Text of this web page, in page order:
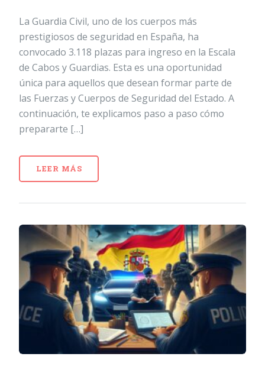
La Guardia Civil, uno de los cuerpos más
prestigiosos de seguridad en España, ha
convocado 3.118 plazas para ingreso en la Escala
de Cabos y Guardias. Esta es una oportunidad
única para aquellos que desean formar parte de
las Fuerzas y Cuerpos de Seguridad del Estado. A
continuación, te explicamos paso a paso cómo
prepararte […]
LEER MÁS